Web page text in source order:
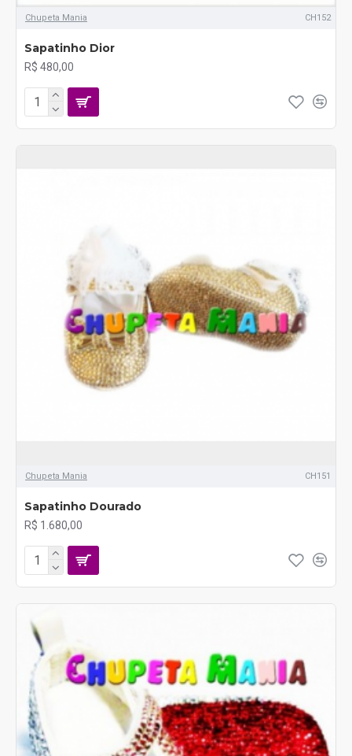
Chupeta Mania CH152
Sapatinho Dior
R$ 480,00
Chupeta Mania CH151
Sapatinho Dourado
R$ 1.680,00